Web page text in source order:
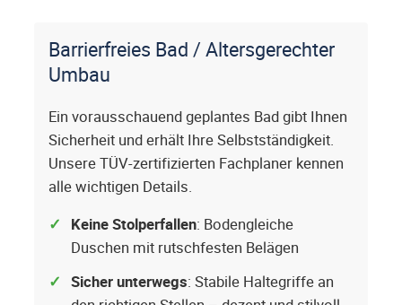
Barrierfreies Bad / Altersgerechter
Umbau
Ein vorausschauend geplantes Bad gibt Ihnen
Sicherheit und erhält Ihre Selbstständigkeit.
Unsere TÜV-zertifizierten Fachplaner kennen
alle wichtigen Details.
Keine Stolperfallen: Bodengleiche
Duschen mit rutschfesten Belägen
Sicher unterwegs: Stabile Haltegriffe an